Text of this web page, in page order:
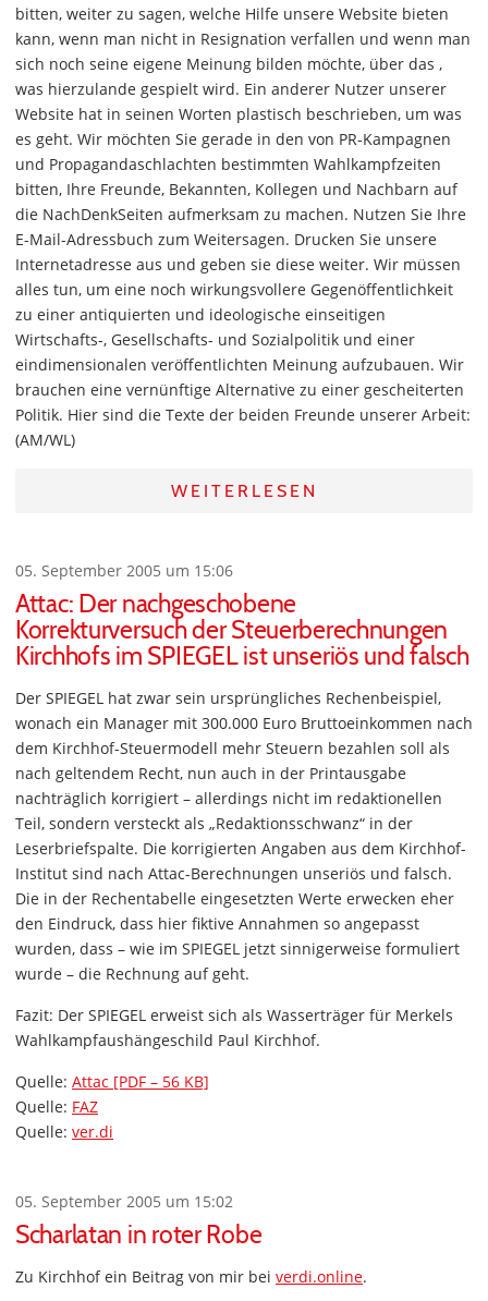
bitten, weiter zu sagen, welche Hilfe unsere Website bieten
kann, wenn man nicht in Resignation verfallen und wenn man
sich noch seine eigene Meinung bilden möchte, über das ,
was hierzulande gespielt wird. Ein anderer Nutzer unserer
Website hat in seinen Worten plastisch beschrieben, um was
es geht. Wir möchten Sie gerade in den von PR-Kampagnen
und Propagandaschlachten bestimmten Wahlkampfzeiten
bitten, Ihre Freunde, Bekannten, Kollegen und Nachbarn auf
die NachDenkSeiten aufmerksam zu machen. Nutzen Sie Ihre
E-Mail-Adressbuch zum Weitersagen. Drucken Sie unsere
Internetadresse aus und geben sie diese weiter. Wir müssen
alles tun, um eine noch wirkungsvollere Gegenöffentlichkeit
zu einer antiquierten und ideologische einseitigen
Wirtschafts-, Gesellschafts- und Sozialpolitik und einer
eindimensionalen veröffentlichten Meinung aufzubauen. Wir
brauchen eine vernünftige Alternative zu einer gescheiterten
Politik. Hier sind die Texte der beiden Freunde unserer Arbeit:
(AM/WL)
WEITERLESEN
05. September 2005 um 15:06
Attac: Der nachgeschobene
Korrekturversuch der Steuerberechnungen
Kirchhofs im SPIEGEL ist unseriös und falsch
Der SPIEGEL hat zwar sein ursprüngliches Rechenbeispiel,
wonach ein Manager mit 300.000 Euro Bruttoeinkommen nach
dem Kirchhof-Steuermodell mehr Steuern bezahlen soll als
nach geltendem Recht, nun auch in der Printausgabe
nachträglich korrigiert – allerdings nicht im redaktionellen
Teil, sondern versteckt als „Redaktionsschwanz“ in der
Leserbriefspalte. Die korrigierten Angaben aus dem Kirchhof-
Institut sind nach Attac-Berechnungen unseriös und falsch.
Die in der Rechentabelle eingesetzten Werte erwecken eher
den Eindruck, dass hier fiktive Annahmen so angepasst
wurden, dass – wie im SPIEGEL jetzt sinnigerweise formuliert
wurde – die Rechnung auf geht.
Fazit: Der SPIEGEL erweist sich als Wasserträger für Merkels
Wahlkampfaushängeschild Paul Kirchhof.
Quelle: Attac [PDF – 56 KB]
Quelle: FAZ
Quelle: ver.di
05. September 2005 um 15:02
Scharlatan in roter Robe
Zu Kirchhof ein Beitrag von mir bei verdi.online.